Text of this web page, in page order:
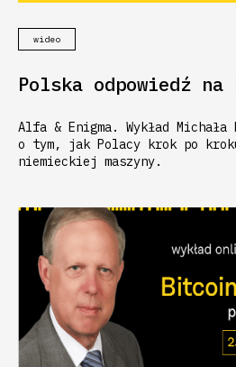
wideo
Polska odpowiedź na
Alfa & Enigma. Wykład Michała
o tym, jak Polacy krok po
niemieckiej maszyny.